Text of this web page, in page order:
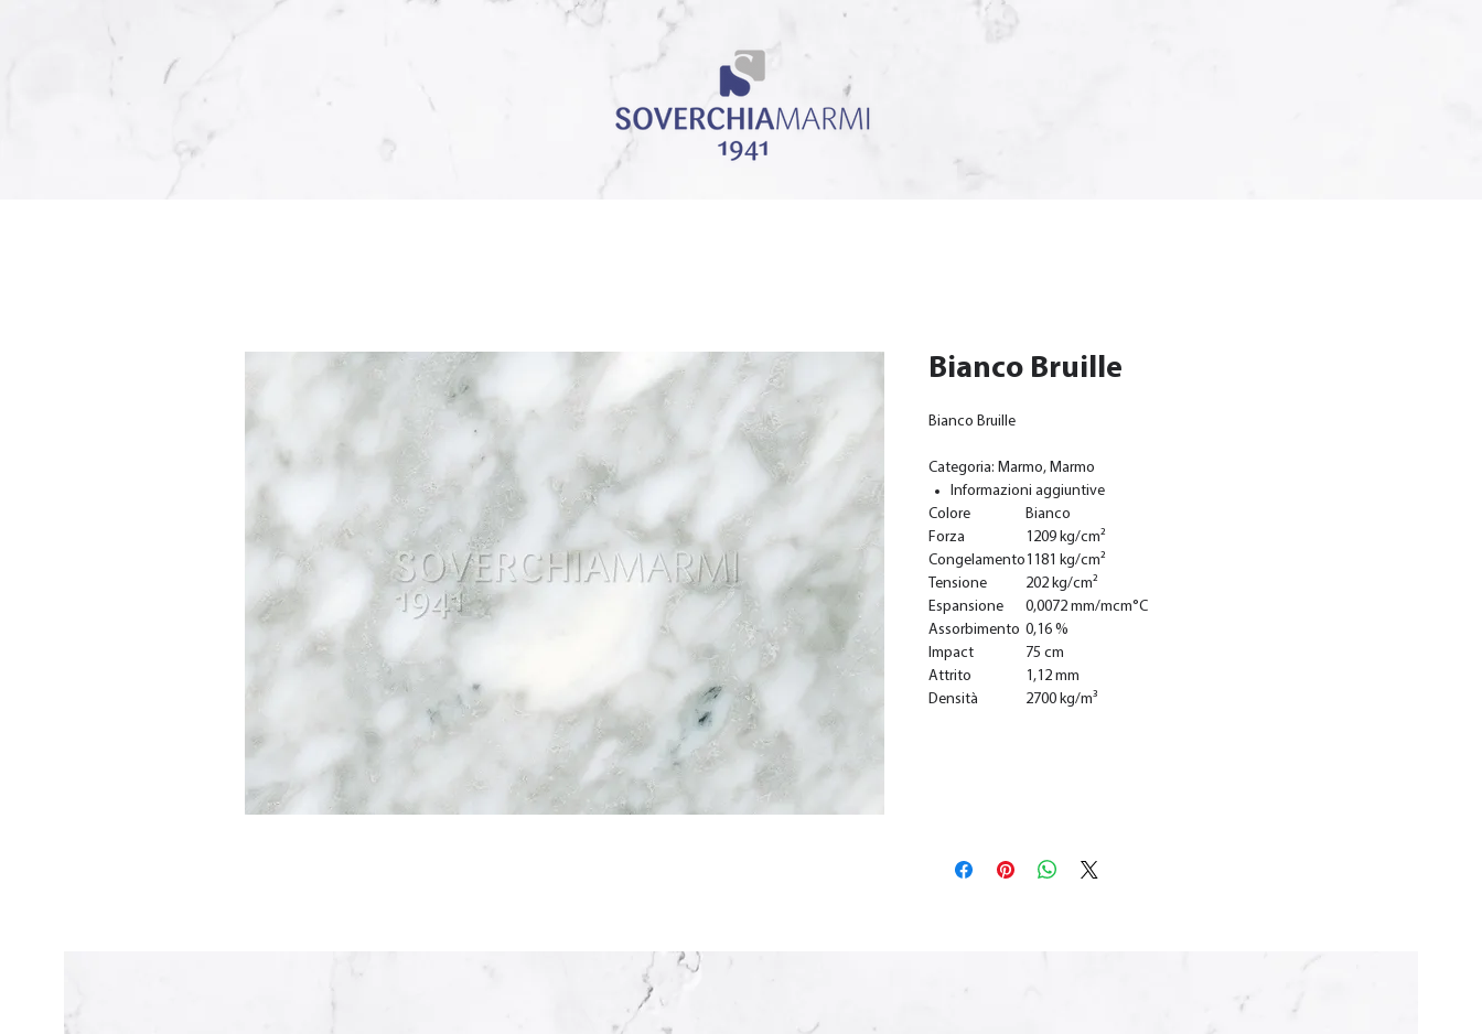
Bianco Bruille
Bianco Bruille
Categoria: Marmo, Marmo
Informazioni aggiuntive
Colore
Bianco
Forza
1209 kg/cm²
Congelamento 1181 kg/cm²
Tensione
202 kg/cm²
Espansione
0,0072 mm/mcm°C
Assorbimento 0,16 %
Impact
75 cm
Attrito
1,12 mm
Densità
2700 kg/m³